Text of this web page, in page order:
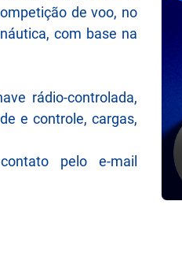
de voo, no
com base na
rádio-controlada,
e controle, cargas,
pelo e-mail